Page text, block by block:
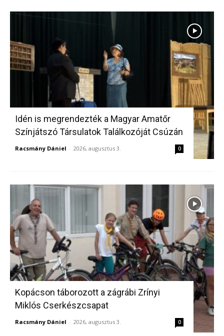
Idén is megrendezték a Magyar Amatőr
Színjátszó Társulatok Találkozóját Csúzán
Racsmány Dániel - 2026, augusztus 3. 0
Kopácson táborozott a zágrábi Zrínyi
Miklós Cserkészcsapat
Racsmány Dániel - 2026, augusztus 3. 0